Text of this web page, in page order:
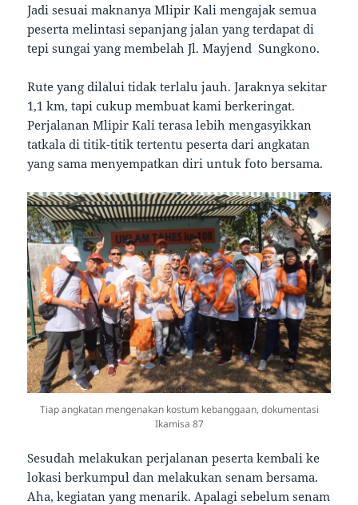
Jadi sesuai maknanya Mlipir Kali mengajak semua
peserta melintasi sepanjang jalan yang terdapat di
tepi sungai yang membelah Jl. Mayjend Sungkono.
Rute yang dilalui tidak terlalu jauh. Jaraknya sekitar
1,1 km, tapi cukup membuat kami berkeringat.
Perjalanan Mlipir Kali terasa lebih mengasyikkan
tatkala di titik-titik tertentu peserta dari angkatan
yang sama menyempatkan diri untuk foto bersama.
Tiap angkatan mengenakan kostum kebanggaan, dokumentasi
Ikamisa 87
Sesudah melakukan perjalanan peserta kembali ke
lokasi berkumpul dan melakukan senam bersama.
Aha, kegiatan yang menarik. Apalagi sebelum senam